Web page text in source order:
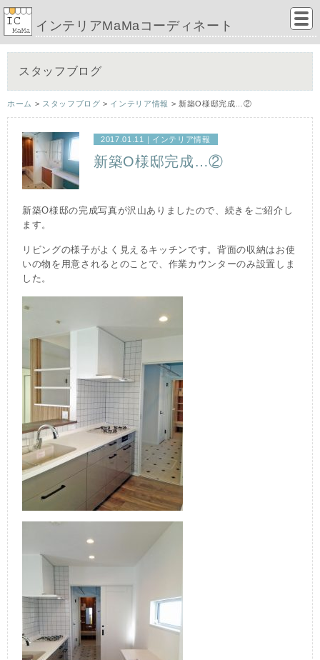
インテリアMaMaコーディネート
スタッフブログ
ホーム > スタッフブログ > インテリア情報 > 新築O様邸完成…②
2017.01.11｜ インテリア情報
新築O様邸完成…②
新築O様邸の完成写真が沢山ありましたので、続きをご紹介し
ます。
リビングの様子がよく見えるキッチンです。背面の収納はお使
いの物を用意されるとのことで、作業カウンターのみ設置しま
した。